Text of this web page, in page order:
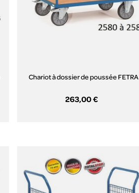
Chariot à dossier de poussée FETRA
263,00 €